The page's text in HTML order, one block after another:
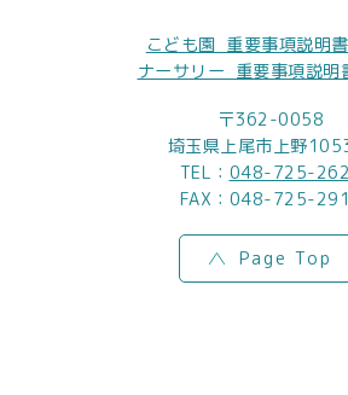
こども園_重要事項説明
ナーサリー_重要事項説明
〒362-0058
埼玉県上尾市上野
TEL： 048-725-
FAX：048-725-
Page Top